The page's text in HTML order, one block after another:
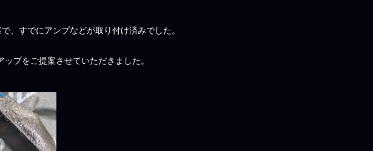
、すでにアンプなどが取り付け済みでした。
プをご提案させていただきました。